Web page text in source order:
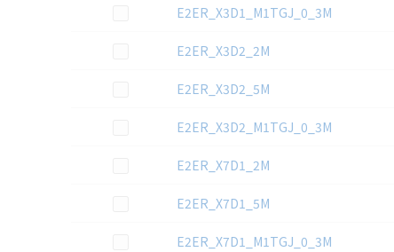
この資料を選択E2ER_X3D1_M1TGJ_0_3M
この資料を選択E2ER_X3D2_2M
この資料を選択E2ER_X3D2_5M
この資料を選択E2ER_X3D2_M1TGJ_0_3M
この資料を選択E2ER_X7D1_2M
この資料を選択E2ER_X7D1_5M
この資料を選択E2ER_X7D1_M1TGJ_0_3M